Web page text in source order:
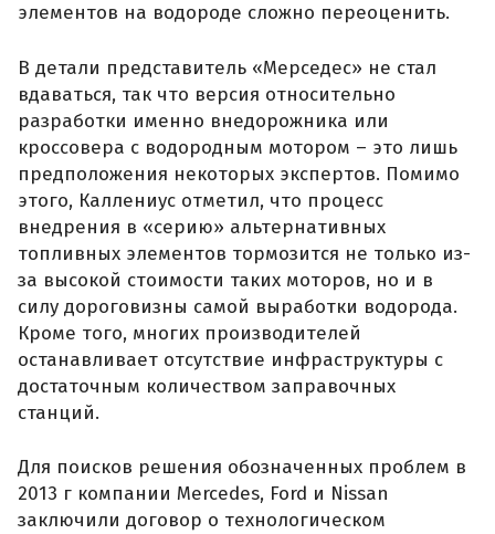
элементов на водороде сложно переоценить.
В детали представитель «Мерседес» не стал
вдаваться, так что версия относительно
разработки именно внедорожника или
кроссовера с водородным мотором – это лишь
предположения некоторых экспертов. Помимо
этого, Каллениус отметил, что процесс
внедрения в «серию» альтернативных
топливных элементов тормозится не только из-
за высокой стоимости таких моторов, но и в
силу дороговизны самой выработки водорода.
Кроме того, многих производителей
останавливает отсутствие инфраструктуры с
достаточным количеством заправочных
станций.
Для поисков решения обозначенных проблем в
2013 г компании Mercedes, Ford и Nissan
заключили договор о технологическом